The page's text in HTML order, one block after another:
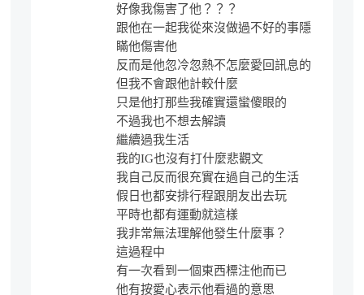
好像我傷害了他？？？
跟他在一起我從來沒做過不好的事隱
瞞他傷害他
反而是他忽冷忽熱不怎麼愛回訊息的
但我不會跟他計較什麼
只是他打那些我確實還蠻傻眼的
不過我也不想去解讀
繼續過我生活
我的IG也沒有打什麼悲觀文
我自己反而很充實在過自己的生活
假日也都安排行程跟朋友出去玩
平時也都有運動就這樣
我非常無法理解他發生什麼事？
這過程中
有一次看到一個東西標注他而已
他有按愛心表示他看過的意思